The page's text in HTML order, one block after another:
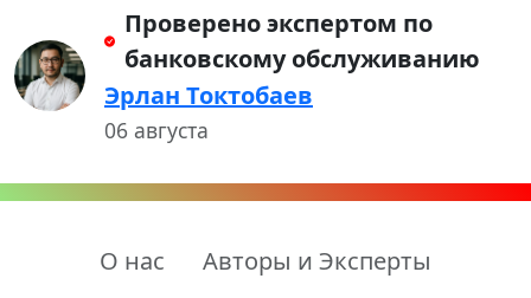
Проверено экспертом по
банковскому обслуживанию
Эрлан Токтобаев
06 августа
О нас
Авторы и Эксперты